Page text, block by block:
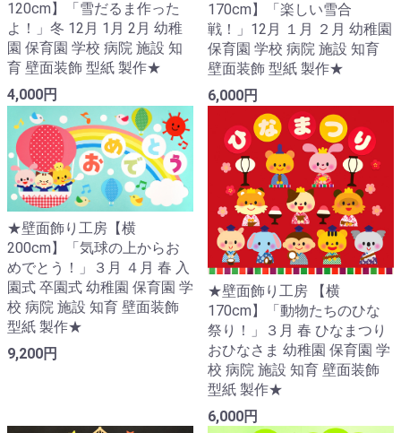
120cm】「雪だるま作った
よ！」冬 12月 1月 2月 幼稚
園 保育園 学校 病院 施設 知
育 壁面装飾 型紙 製作★
4,000円
170cm】「楽しい雪合
戦！」12月 １月 ２月 幼稚園
保育園 学校 病院 施設 知育
壁面装飾 型紙 製作★
6,000円
★壁面飾り工房【横
200cm】「気球の上からお
めでとう！」３月 ４月 春 入
園式 卒園式 幼稚園 保育園 学
校 病院 施設 知育 壁面装飾
型紙 製作★
9,200円
★壁面飾り工房 【横
170cm】「動物たちのひな
祭り！」３月 春 ひなまつり
おひなさま 幼稚園 保育園 学
校 病院 施設 知育 壁面装飾
型紙 製作★
6,000円